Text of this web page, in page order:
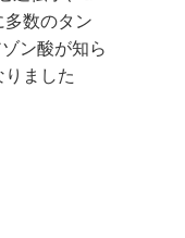
数のタン
ン酸が知ら
ました